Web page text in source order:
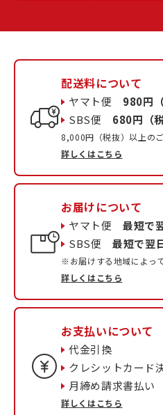
配送料について
ヤマト便 980円
SBS便 680円（税
8,000円（税抜）以上の
詳しくはこちら
お届けについて
ヤマト便最短で
SBS便最短で翌
※お届けする地域によっ
詳しくはこちら
お支払いについて
代金引換
クレシットカード
月締め請求書払い
詳しくはこちら